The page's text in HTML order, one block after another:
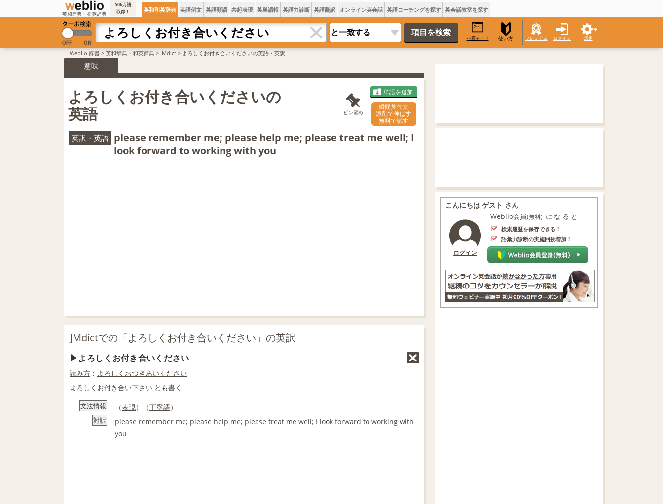
英和辞典・和英辞典
506万語
収録！
英和和英辞典 英語例文 英語類語 共起表現 英単語帳 英語力診断 英語翻訳 オンライン英会話 英語コーチングを探す 英会話教室を探す
小窓モード 使い方 プレミアム ログイン 設定
Weblio 辞書 > 英和辞典・和英辞典 > JMdict > よろしくお付き合いくださいの英語・英訳
意味
よろしくお付き合いくださいの
英語
ピン留め
単語を追加
瞬間英作文
添削で伸ばす
無料で試す
英訳・英語 please remember me; please help me; please treat me well; I
look forward to working with you
JMdictでの「よろしくお付き合いください」の英訳
よろしくお付き合いください
読み方 ： よろしく おつきあいください
よろしく お付き合い下さい とも書く
文法情報 （表現）（丁寧語）
対訳 please remember me; please help me; please treat me well; I look forward to working with
you
こんにちは ゲスト さん
ログイン
Weblio会員(無料) になると
検索履歴を保存できる！
語彙力診断の実施回数増加！